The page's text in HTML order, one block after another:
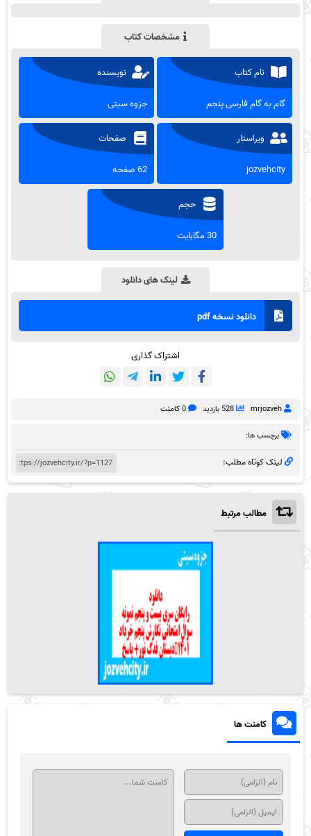
مشخصات کتاب
نام کتاب
گام به گام فارسی پنجم
نویسنده
جزوه سیتی
ویراستار
jozvehcity
صفحات
62 صفحه
حجم
30 مگابایت
لینک های دانلود
دانلود نسخه pdf
اشتراک گذاری
mrjozveh 528 بازدید 0 کامنت
برچسب ها:
لینک کوتاه مطلب:
مطالب مرتبط
کامنت ها